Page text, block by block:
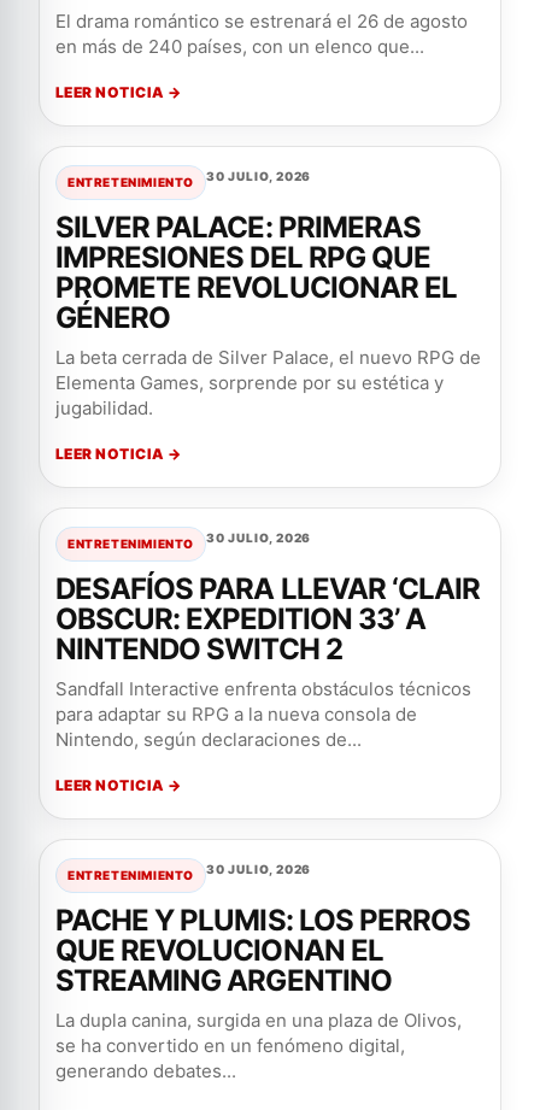
El drama romántico se estrenará el 26 de agosto
en más de 240 países, con un elenco que...
LEER NOTICIA →
ENTRETENIMIENTO 30 JULIO, 2026
SILVER PALACE: PRIMERAS
IMPRESIONES DEL RPG QUE
PROMETE REVOLUCIONAR EL
GÉNERO
La beta cerrada de Silver Palace, el nuevo RPG de
Elementa Games, sorprende por su estética y
jugabilidad.
LEER NOTICIA →
ENTRETENIMIENTO 30 JULIO, 2026
DESAFÍOS PARA LLEVAR ‘CLAIR
OBSCUR: EXPEDITION 33’ A
NINTENDO SWITCH 2
Sandfall Interactive enfrenta obstáculos técnicos
para adaptar su RPG a la nueva consola de
Nintendo, según declaraciones de...
LEER NOTICIA →
ENTRETENIMIENTO 30 JULIO, 2026
PACHE Y PLUMIS: LOS PERROS
QUE REVOLUCIONAN EL
STREAMING ARGENTINO
La dupla canina, surgida en una plaza de Olivos,
se ha convertido en un fenómeno digital,
generando debates...